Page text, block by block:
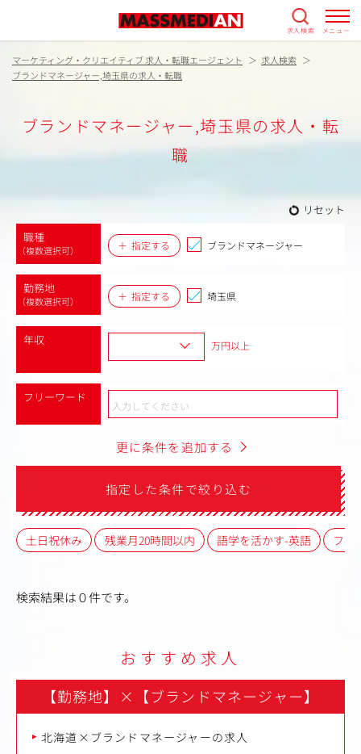
求人検索 メニュー
マーケティング・クリエイティブ 求人・転職エージェント
求人検索
ブランドマネージャー,埼玉県の求人・転職
ブランドマネージャー,埼玉県の求人・転
職
リセット
職種
（複数選択可） 指定する ブランドマネージャー
勤務地
（複数選択可） 指定する 埼玉県
年収 万円以上
フリーワード
更に条件を追加する
指定した条件で絞り込む
土日祝休み 残業月20時間以内 語学を活かす-英語 フレ
検索結果は０件です。
おすすめ求人
【勤務地】 × 【ブランドマネージャー】
北海道×ブランドマネージャーの求人